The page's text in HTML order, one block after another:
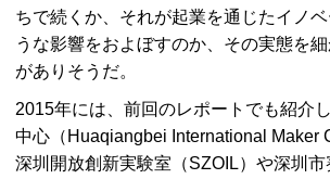
ちで続くか、それが起業を通じたイノ
うな影響をおよぼすのか、その実態を
がありそうだ。
2015年には、前回のレポートでも紹介
中心（ Huaqiangbei International Maker
深圳開放創新実験室（SZOIL）や深圳